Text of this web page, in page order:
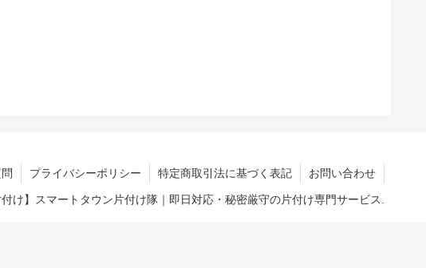
プライバシーポリシー 特定商取引法に基づく表記 お問い合わせ
け】スマートタウン片付け隊｜即日対応・秘密厳守の片付け専門サービス.